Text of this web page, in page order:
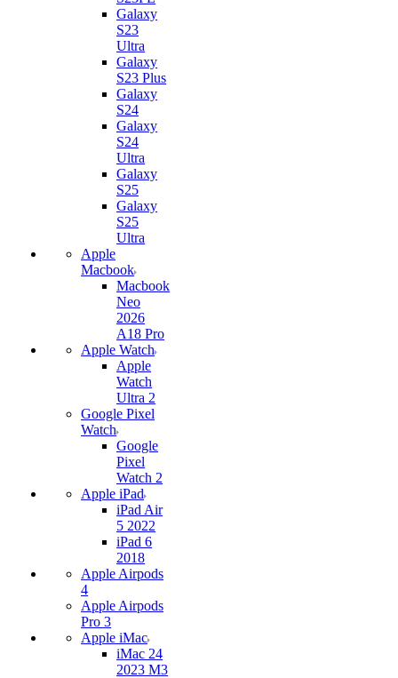
Galaxy
S23
Ultra
Galaxy
S23 Plus
Galaxy
S24
Galaxy
S24
Ultra
Galaxy
S25
Galaxy
S25
Ultra
Apple
Macbook
Macbook
Neo
2026
A18 Pro
Apple Watch
Apple
Watch
Ultra 2
Google Pixel
Watch
Google
Pixel
Watch 2
Apple iPad
iPad Air
5 2022
iPad 6
2018
Apple Airpods
4
Apple Airpods
Pro 3
Apple iMac
iMac 24
2023 M3